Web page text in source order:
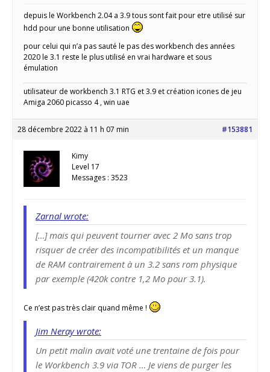
depuis le Workbench 2.04 a 3.9 tous sont fait pour etre utilisé sur
hdd pour une bonne utilisation
pour celui qui n’a pas sauté le pas des workbench des années
2020 le 3.1 reste le plus utilisé en vrai hardware et sous
émulation
utilisateur de workbench 3.1 RTG et 3.9 et création icones de jeu
Amiga 2060 picasso 4 , win uae
28 décembre 2022 à 11 h 07 min #153881
Kimy
Level 17
Messages : 3523
Zarnal wrote:
[…] mais qui peuvent tourner avec 2 Mo sans trop
risquer de créer des incompatibilités et un manque
de RAM contrairement à un 3.2 sans rom physique
par exemple (420k contre 1,2 Mo pour 3.1).
Ce n’est pas très clair quand même !
Jim Neray wrote:
Un petit malin avait voté une trentaine de fois pour
le Workbench 3.9 via TOR … Je viens de purger les